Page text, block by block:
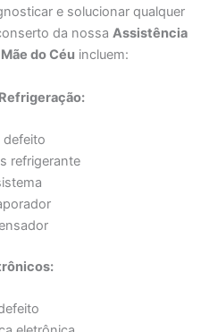
e solucionar qualquer
da nossaAssistência
do Céu incluem:
refrigerante